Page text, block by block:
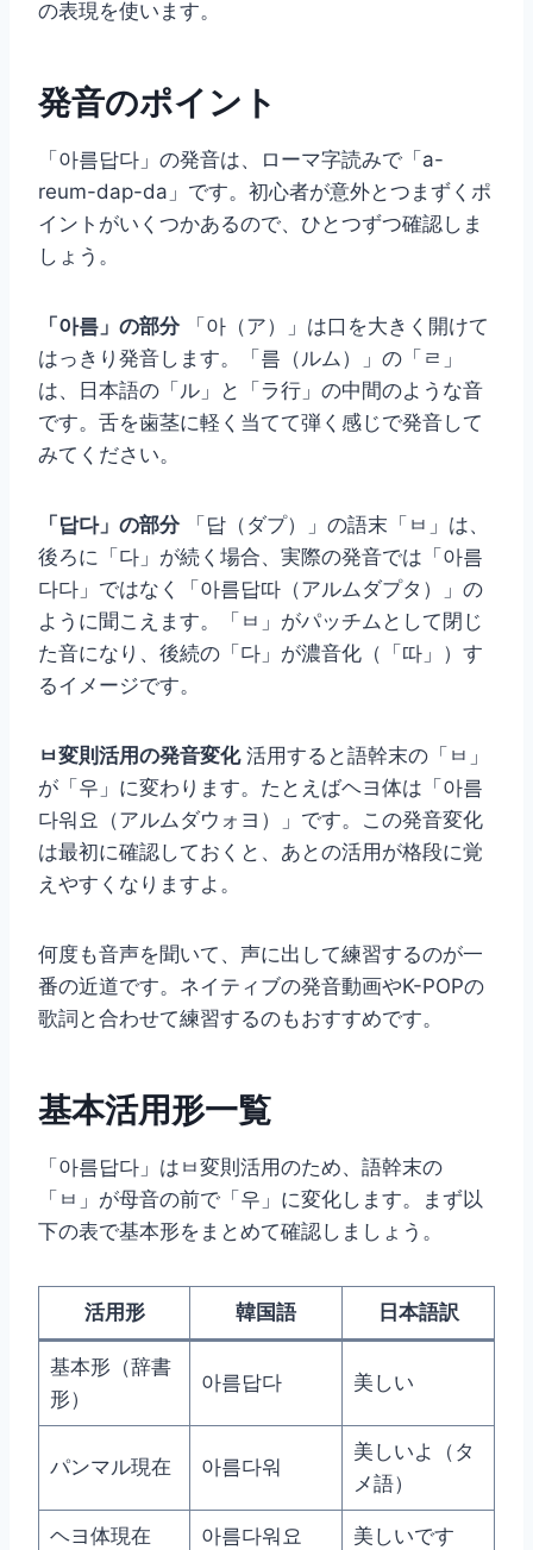
の表現を使います。
発音のポイント
「아름답다」の発音は、ローマ字読みで「a-
reum-dap-da」です。初心者が意外とつまずくポ
イントがいくつかあるので、ひとつずつ確認しま
しょう。
「아름」の部分 「아（ア）」は口を大きく開けて
はっきり発音します。「름（ルム）」の「ㄹ」
は、日本語の「ル」と「ラ行」の中間のような音
です。舌を歯茎に軽く当てて弾く感じで発音して
みてください。
「답다」の部分 「답（ダプ）」の語末「ㅂ」は、
後ろに「다」が続く場合、実際の発音では「아름
다다」ではなく「아름답따（アルムダプタ）」の
ように聞こえます。「ㅂ」がパッチムとして閉じ
た音になり、後続の「다」が濃音化（「따」）す
るイメージです。
ㅂ変則活用の発音変化活用すると語幹末の「ㅂ」
が「우」に変わります。たとえばヘヨ体は「아름
다워요（アルムダウォヨ）」です。この発音変化
は最初に確認しておくと、あとの活用が格段に覚
えやすくなりますよ。
何度も音声を聞いて、声に出して練習するのが一
番の近道です。ネイティブの発音動画やK-POPの
歌詞と合わせて練習するのもおすすめです。
基本活用形一覧
「아름답다」はㅂ変則活用のため、語幹末の
「ㅂ」が母音の前で「우」に変化します。まず以
下の表で基本形をまとめて確認しましょう。
活用形 韓国語 日本語訳
基本形（辞書
形）
아름답다 美しい
パンマル現在 아름다워
美しいよ（タ
メ語）
ヘヨ体現在 아름다워요 美しいです